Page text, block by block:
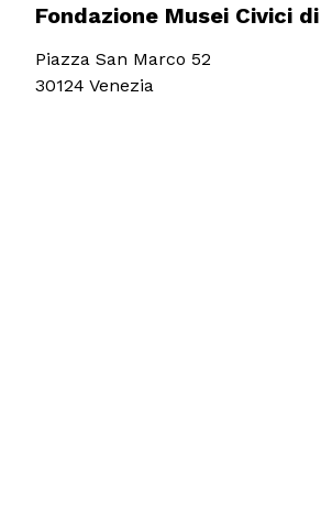
Fondazione Musei Civici
Piazza San Marco 52
30124 Venezia